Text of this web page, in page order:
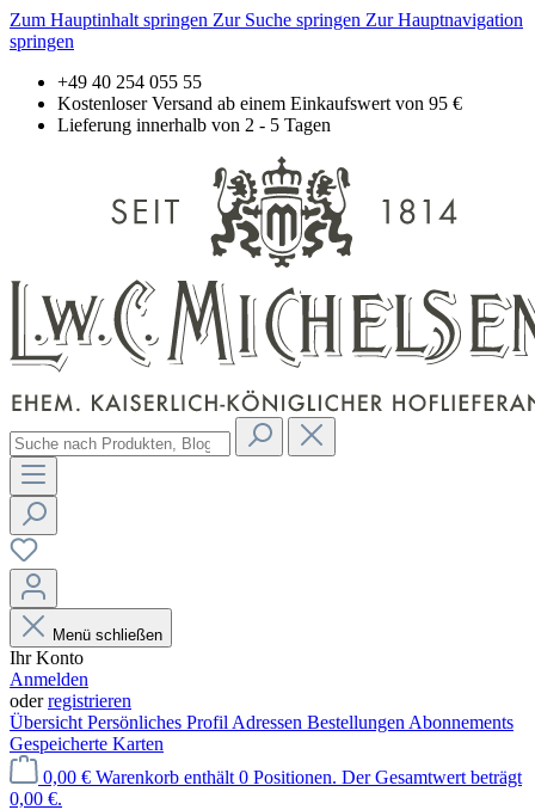
Zum Hauptinhalt springen Zur Suche springen Zur Hauptnavigation
springen
+49 40 254 055 55
Kostenloser Versand ab einem Einkaufswert von 95 €
Lieferung innerhalb von 2 - 5 Tagen
Menü schließen
Ihr Konto
Anmelden
oderregistrieren
Übersicht Persönliches Profil Adressen Bestellungen Abonnements
Gespeicherte Karten
0,00 € Warenkorb enthält 0 Positionen. Der Gesamtwert beträgt
0,00 €.